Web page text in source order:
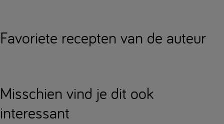
Favoriete recepten van de auteur
Misschien vind je dit ook
interessant